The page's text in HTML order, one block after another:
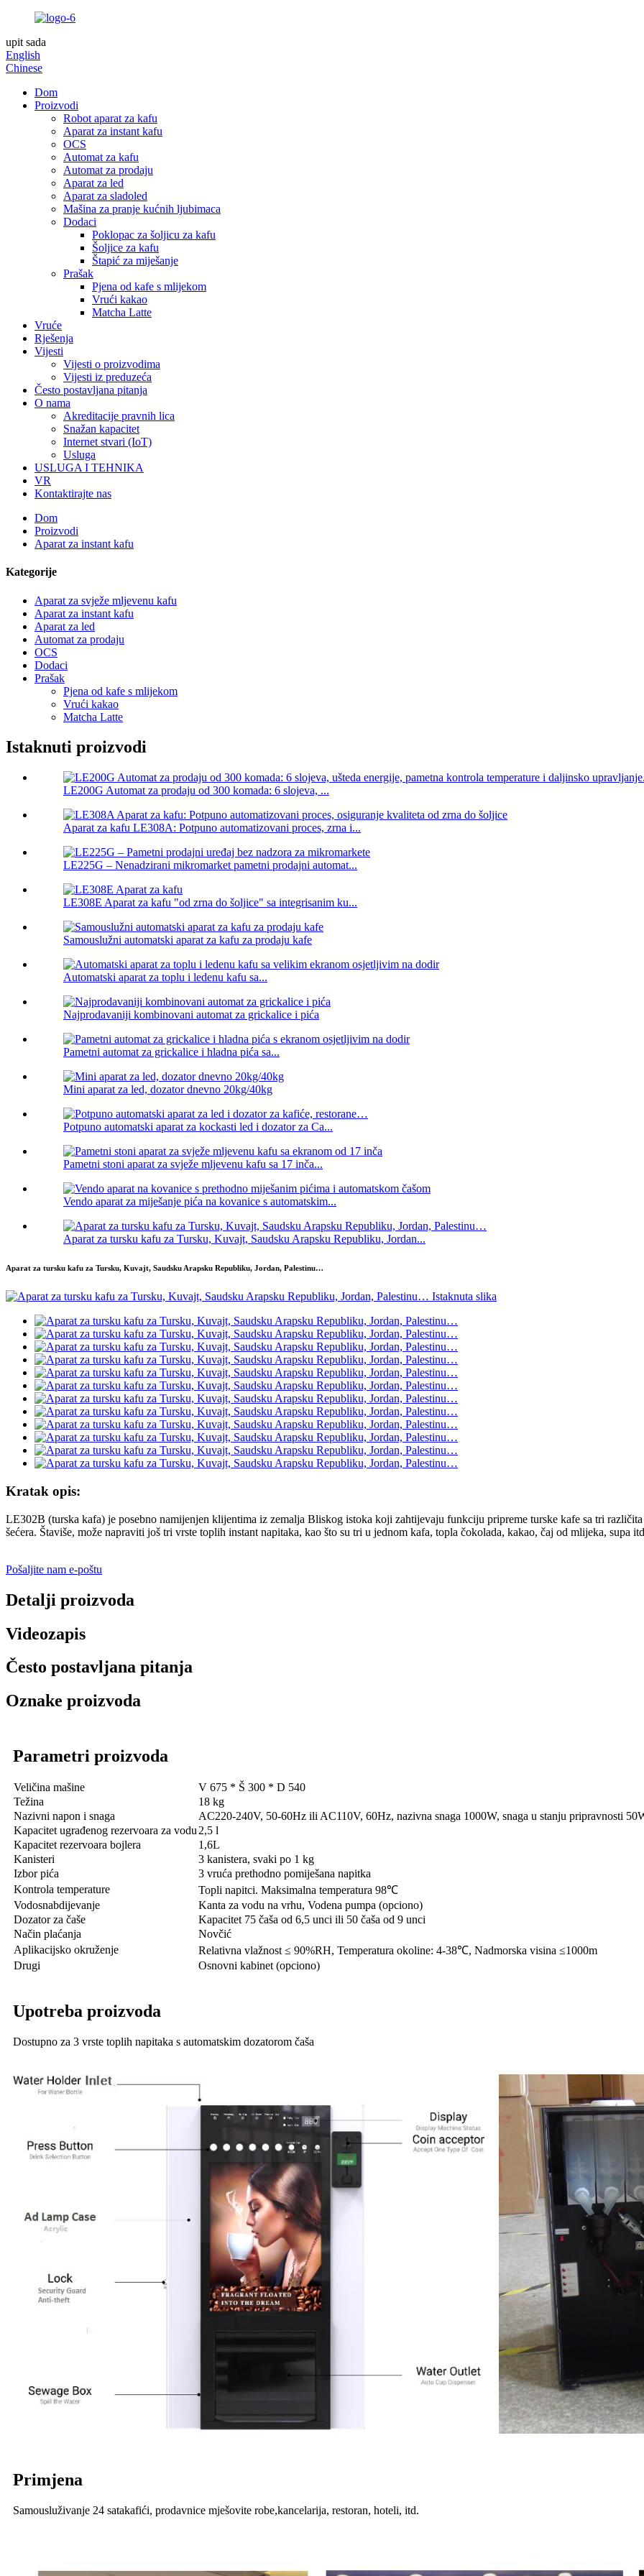
upit sada
English
Chinese
Dom
Proizvodi
Robot aparat za kafu
Aparat za instant kafu
OCS
Automat za kafu
Automat za prodaju
Aparat za led
Aparat za sladoled
Mašina za pranje kućnih ljubimaca
Dodaci
Poklopac za šoljicu za kafu
Šoljice za kafu
Štapić za miješanje
Prašak
Pjena od kafe s mlijekom
Vrući kakao
Matcha Latte
Vruće
Rješenja
Vijesti
Vijesti o proizvodima
Vijesti iz preduzeća
Često postavljana pitanja
O nama
Akreditacije pravnih lica
Snažan kapacitet
Internet stvari (IoT)
Usluga
USLUGA I TEHNIKA
VR
Kontaktirajte nas
Dom
Proizvodi
Aparat za instant kafu
Kategorije
Aparat za svježe mljevenu kafu
Aparat za instant kafu
Aparat za led
Automat za prodaju
OCS
Dodaci
Prašak
Pjena od kafe s mlijekom
Vrući kakao
Matcha Latte
Istaknuti proizvodi
LE200G Automat za prodaju od 300 komada: 6 slojeva, ...
Aparat za kafu LE308A: Potpuno automatizovani proces, zrna i...
LE225G – Nenadzirani mikromarket pametni prodajni automat...
LE308E Aparat za kafu "od zrna do šoljice" sa integrisanim ku...
Samouslužni automatski aparat za kafu za prodaju kafe
Automatski aparat za toplu i ledenu kafu sa...
Najprodavaniji kombinovani automat za grickalice i pića
Pametni automat za grickalice i hladna pića sa...
Mini aparat za led, dozator dnevno 20kg/40kg
Potpuno automatski aparat za kockasti led i dozator za Ca...
Pametni stoni aparat za svježe mljevenu kafu sa 17 inča...
Vendo aparat za miješanje pića na kovanice s automatskim...
Aparat za tursku kafu za Tursku, Kuvajt, Saudsku Arapsku Republiku, Jordan...
Aparat za tursku kafu za Tursku, Kuvajt, Saudsku Arapsku Republiku, Jordan, Palestinu…
Kratak opis:
LE302B (turska kafa) je posebno namijenjen klijentima iz zemalja Bliskog istoka koji zahtijevaju funkciju pripreme turske kafe sa tri
šećera. Štaviše, može napraviti još tri vrste toplih instant napitaka, kao što su tri u jednom kafa, topla čokolada, kakao, čaj od mlijeka, supa
Pošaljite nam e-poštu
Detalji proizvoda
Videozapis
Često postavljana pitanja
Oznake proizvoda
Parametri proizvoda
Veličina mašine
V 675 * Š 300 * D 540
Težina
18 kg
Nazivni napon i snaga
AC220-240V, 50-60Hz ili AC110V, 60Hz, nazivna snaga 1000W, snaga u stanju pripravnosti
Kapacitet ugrađenog rezervoara za vodu 2,5 l
Kapacitet rezervoara bojlera
1,6L
Kanisteri
3 kanistera, svaki po 1 kg
Izbor pića
3 vruća prethodno pomiješana napitka
Kontrola temperature
Topli napitci. Maksimalna temperatura 98℃
Vodosnabdijevanje
Kanta za vodu na vrhu, Vodena pumpa (opciono)
Dozator za čaše
Kapacitet 75 čaša od 6,5 unci ili 50 čaša od 9 unci
Način plaćanja
Novčić
Aplikacijsko okruženje
Relativna vlažnost ≤ 90%RH, Temperatura okoline: 4-38℃, Nadmorska visina ≤1000m
Drugi
Osnovni kabinet (opciono)
Upotreba proizvoda
Dostupno za 3 vrste toplih napitaka s automatskim dozatorom čaša
Primjena
Samousluživanje 24 satakafići, prodavnice mješovite robe,kancelarija, restoran, hoteli, itd.